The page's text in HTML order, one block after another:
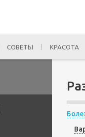
СОВЕТЫ КРАСОТА